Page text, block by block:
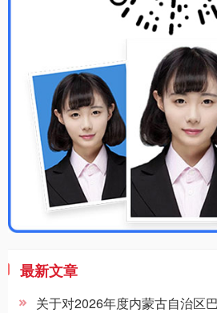
最新文章
关于对2026年度内蒙古自治区巴彦淖尔市行政执法人员1+N补充招聘